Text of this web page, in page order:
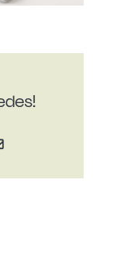
Correo